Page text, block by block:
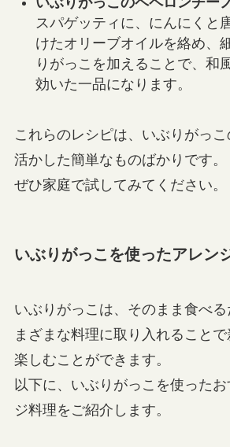
スパゲッティに、にんにくと
けたオリーブオイルを絡め、
りがっこを加えることで、和
効いた一品になります。
これらのレシピは、いぶりがっ
活かした簡単なものばかりです。
ぜひ家庭で試してみてください。
いぶりがっこを使ったアレン
いぶりがっこは、そのまま食べる
まざまな料理に取り入れること
楽しむことができます。
以下に、いぶりがっこを使った
ジ料理をご紹介します。